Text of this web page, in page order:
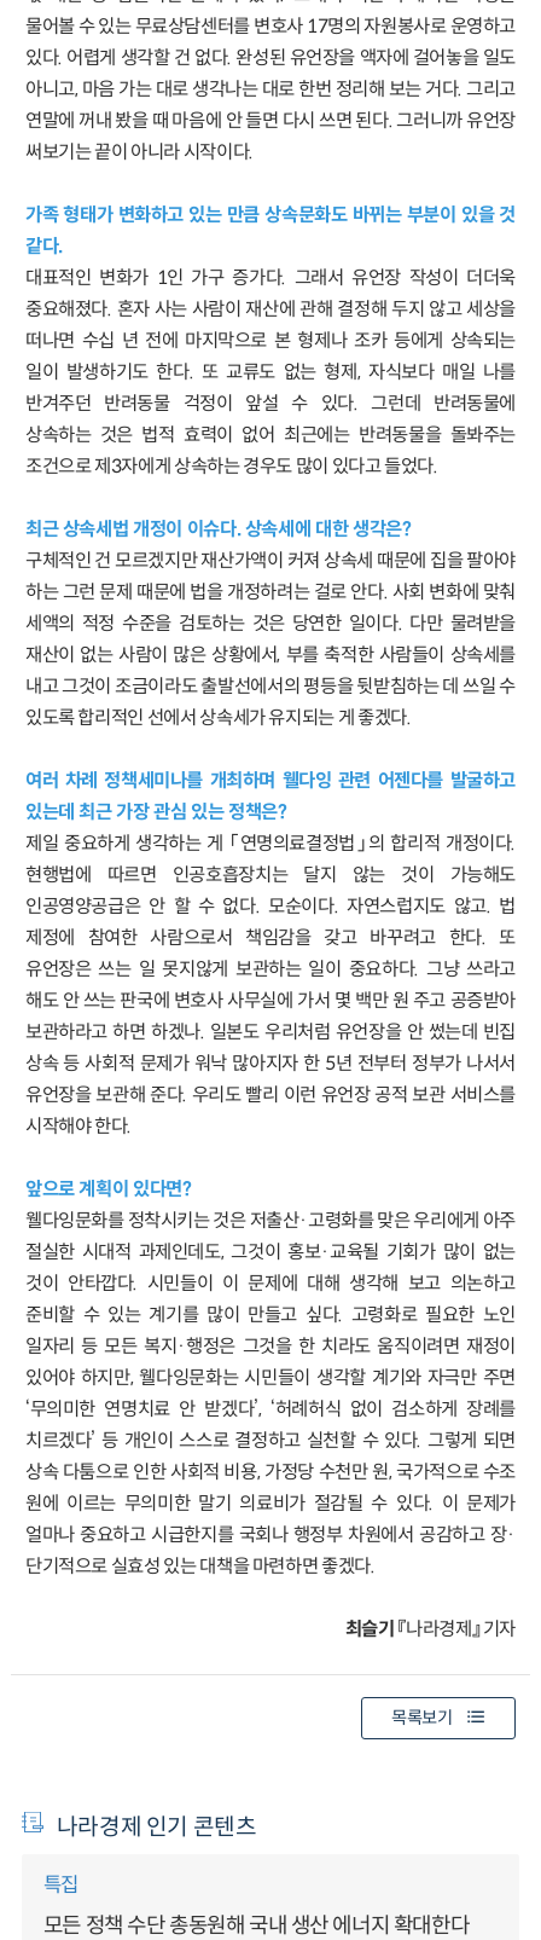
물어볼 수 있는 무료상담센터를 변호사 17명의 자원봉사로 운영하고
있다. 어렵게 생각할 건 없다. 완성된 유언장을 액자에 걸어놓을 일도
아니고, 마음 가는 대로 생각나는 대로 한번 정리해 보는 거다. 그리고
연말에 꺼내 봤을 때 마음에 안 들면 다시 쓰면 된다. 그러니까 유언장
써보기는 끝이 아니라 시작이다.
가족 형태가 변화하고 있는 만큼 상속문화도 바뀌는 부분이 있을 것
같다.
대표적인 변화가 1인 가구 증가다. 그래서 유언장 작성이 더더욱
중요해졌다. 혼자 사는 사람이 재산에 관해 결정해 두지 않고 세상을
떠나면 수십 년 전에 마지막으로 본 형제나 조카 등에게 상속되는
일이 발생하기도 한다. 또 교류도 없는 형제, 자식보다 매일 나를
반겨주던 반려동물 걱정이 앞설 수 있다. 그런데 반려동물에
상속하는 것은 법적 효력이 없어 최근에는 반려동물을 돌봐주는
조건으로 제3자에게 상속하는 경우도 많이 있다고 들었다.
최근 상속세법 개정이 이슈다. 상속세에 대한 생각은?
구체적인 건 모르겠지만 재산가액이 커져 상속세 때문에 집을 팔아야
하는 그런 문제 때문에 법을 개정하려는 걸로 안다. 사회 변화에 맞춰
세액의 적정 수준을 검토하는 것은 당연한 일이다. 다만 물려받을
재산이 없는 사람이 많은 상황에서, 부를 축적한 사람들이 상속세를
내고 그것이 조금이라도 출발선에서의 평등을 뒷받침하는 데 쓰일 수
있도록 합리적인 선에서 상속세가 유지되는 게 좋겠다.
여러 차례 정책세미나를 개최하며 웰다잉 관련 어젠다를 발굴하고
있는데 최근 가장 관심 있는 정책은?
제일 중요하게 생각하는 게 「연명의료결정법」의 합리적 개정이다.
현행법에 따르면 인공호흡장치는 달지 않는 것이 가능해도
인공영양공급은 안 할 수 없다. 모순이다. 자연스럽지도 않고. 법
제정에 참여한 사람으로서 책임감을 갖고 바꾸려고 한다. 또
유언장은 쓰는 일 못지않게 보관하는 일이 중요하다. 그냥 쓰라고
해도 안 쓰는 판국에 변호사 사무실에 가서 몇 백만 원 주고 공증받아
보관하라고 하면 하겠나. 일본도 우리처럼 유언장을 안 썼는데 빈집
상속 등 사회적 문제가 워낙 많아지자 한 5년 전부터 정부가 나서서
유언장을 보관해 준다. 우리도 빨리 이런 유언장 공적 보관 서비스를
시작해야 한다.
앞으로 계획이 있다면?
웰다잉문화를 정착시키는 것은 저출산·고령화를 맞은 우리에게 아주
절실한 시대적 과제인데도, 그것이 홍보·교육될 기회가 많이 없는
것이 안타깝다. 시민들이 이 문제에 대해 생각해 보고 의논하고
준비할 수 있는 계기를 많이 만들고 싶다. 고령화로 필요한 노인
일자리 등 모든 복지·행정은 그것을 한 치라도 움직이려면 재정이
있어야 하지만, 웰다잉문화는 시민들이 생각할 계기와 자극만 주면
‘무의미한 연명치료 안 받겠다’, ‘허례허식 없이 검소하게 장례를
치르겠다’ 등 개인이 스스로 결정하고 실천할 수 있다. 그렇게 되면
상속 다툼으로 인한 사회적 비용, 가정당 수천만 원, 국가적으로 수조
원에 이르는 무의미한 말기 의료비가 절감될 수 있다. 이 문제가
얼마나 중요하고 시급한지를 국회나 행정부 차원에서 공감하고 장·
단기적으로 실효성 있는 대책을 마련하면 좋겠다.
최슬기 『나라경제』 기자
목록보기
나라경제 인기 콘텐츠
특집
모든 정책 수단 총동원해 국내 생산 에너지 확대한다